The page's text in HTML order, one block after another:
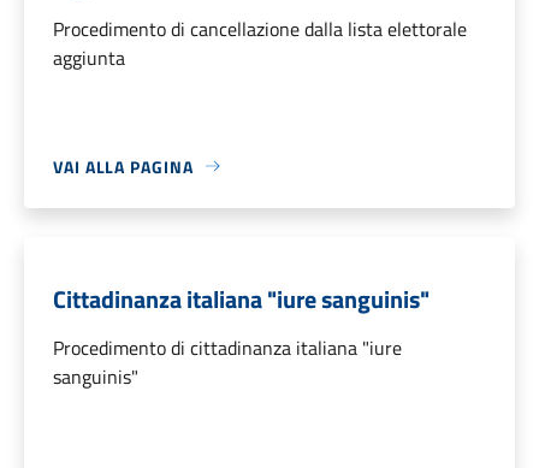
Procedimento di cancellazione dalla lista elettorale
aggiunta
VAI ALLA PAGINA
Cittadinanza italiana "iure sanguinis"
Procedimento di cittadinanza italiana "iure
sanguinis"